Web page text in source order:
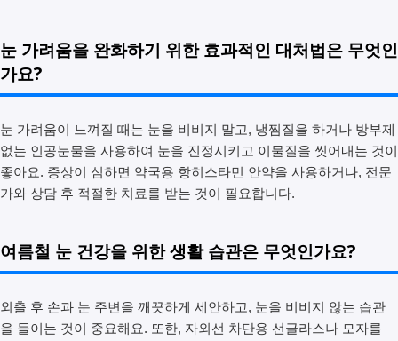
눈 가려움을 완화하기 위한 효과적인 대처법은 무엇인
가요?
눈 가려움이 느껴질 때는 눈을 비비지 말고, 냉찜질을 하거나 방부제
없는 인공눈물을 사용하여 눈을 진정시키고 이물질을 씻어내는 것이
좋아요. 증상이 심하면 약국용 항히스타민 안약을 사용하거나, 전문
가와 상담 후 적절한 치료를 받는 것이 필요합니다.
여름철 눈 건강을 위한 생활 습관은 무엇인가요?
외출 후 손과 눈 주변을 깨끗하게 세안하고, 눈을 비비지 않는 습관
을 들이는 것이 중요해요. 또한, 자외선 차단용 선글라스나 모자를